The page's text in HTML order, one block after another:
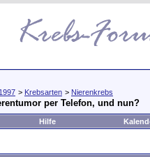
> Krebsarten > Nierenkrebs
per Telefon, und nun?
Hilfe